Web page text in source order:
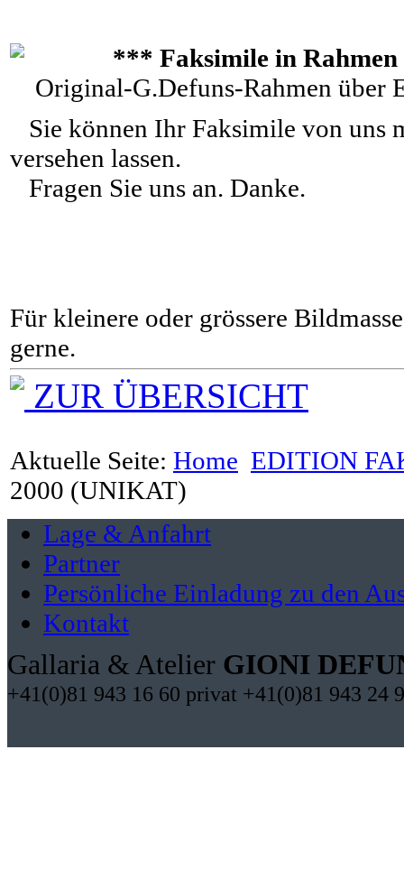
*** Faksimile in
Original-G.Defuns-Rahmen über
Sie können Ihr Faksimile von uns
versehen lassen.
Fragen Sie uns an. Danke.
Für kleinere oder grössere
gerne.
ZUR ÜBERSICHT
Aktuelle Seite: Home EDITION
2000 (UNIKAT)
Lage & Anfahrt
Partner
Persönliche Einladung zu den
Kontakt
Gallaria & Atelier GIONI
+41(0)81 943 16 60 privat +41(0)81 943 24